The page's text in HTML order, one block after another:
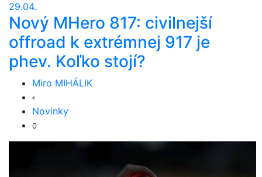
29.04.
Nový MHero 817: civilnejší
offroad k extrémnej 917 je
phev. Koľko stojí?
Miro MIHÁLIK
Novinky
0